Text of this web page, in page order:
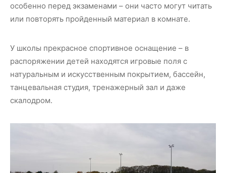
особенно перед экзаменами – они часто могут читать
или повторять пройденный материал в комнате.
У школы прекрасное спортивное оснащение – в
распоряжении детей находятся игровые поля с
натуральным и искусственным покрытием, бассейн,
танцевальная студия, тренажерный зал и даже
скалодром.